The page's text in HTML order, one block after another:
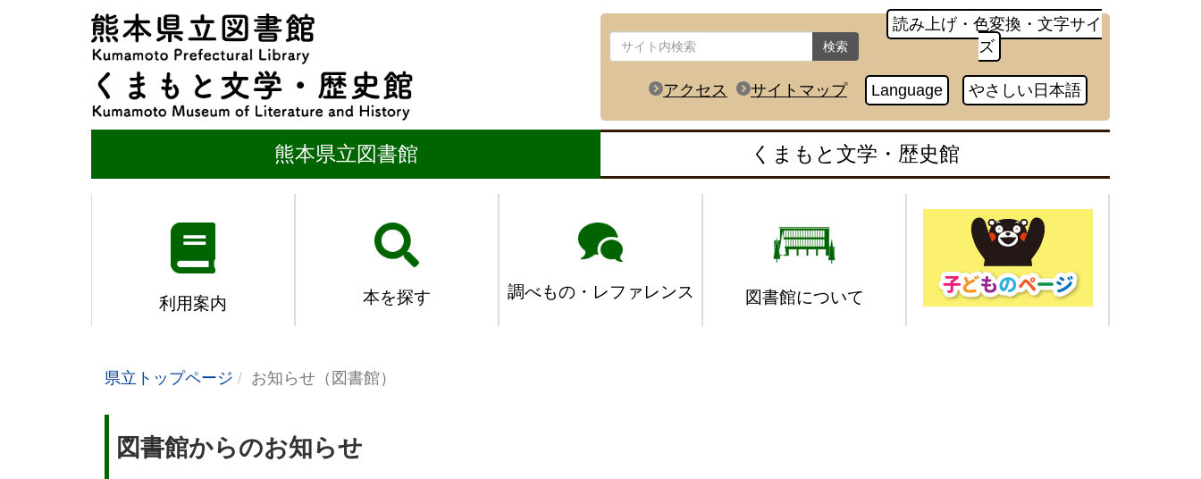
検索
読み上げ・色変換・文字サイ
ズ
アクセス サイトマップ Language やさしい日本語
熊本県立図書館 くまもと文学・歴史館
利用案内 本を探す 調べもの・レファレンス 図書館について
県立トップページ お知らせ（図書館）
図書館からのお知らせ